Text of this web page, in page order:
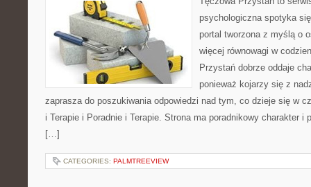
psychologiczna spotyka
portal tworzona z myślą o
więcej równowagi w
Przystań dobrze oddaje
ponieważ kojarzy się z
zaprasza do poszukiwania odpowiedzi nad tym, co dzieje się w
i Terapie i Poradnie i Terapie. Strona ma poradnikowy charakter i
[…]
CATEGORIES: PALMTREEVIEW